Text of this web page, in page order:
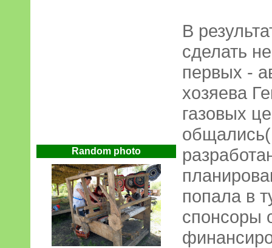
Random photo
В
сделать
первых -
хозяева
газовых
попала в
спонсоры